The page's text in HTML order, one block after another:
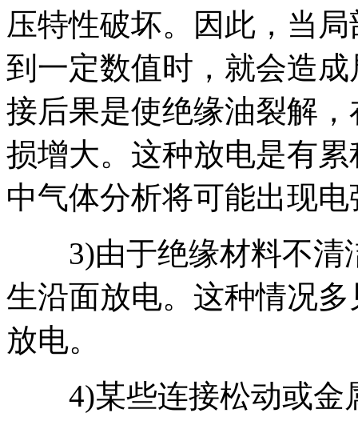
压特性破坏。因此，当
到一定数值时，就会造
接后果是使绝缘油裂解
损增大。这种放电是有
中气体分析将可能出现
3)由于绝缘材料不清
生沿面放电。这种情况
放电。
4)某些连接松动或金